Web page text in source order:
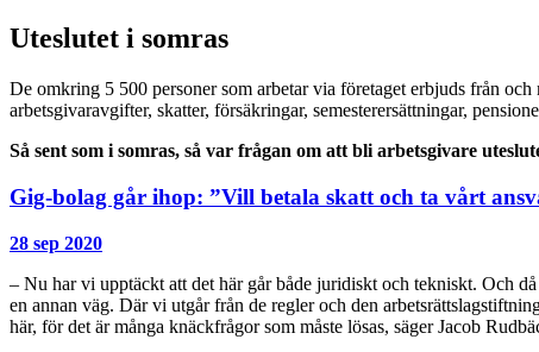
Uteslutet i somras
De omkring 5 500 personer som arbetar via företaget erbjuds från
arbetsgivaravgifter, skatter, försäkringar, semesterersättningar,
Så sent som i somras, så var frågan om att bli arbetsgivare
Gig-bolag går ihop: ”Vill betala skatt och ta vårt
28 sep 2020
– Nu har vi upptäckt att det här går både juridiskt och tekniskt. Och
en annan väg. Där vi utgår från de regler och den
här, för det är många knäckfrågor som måste lösas, säger Jacob